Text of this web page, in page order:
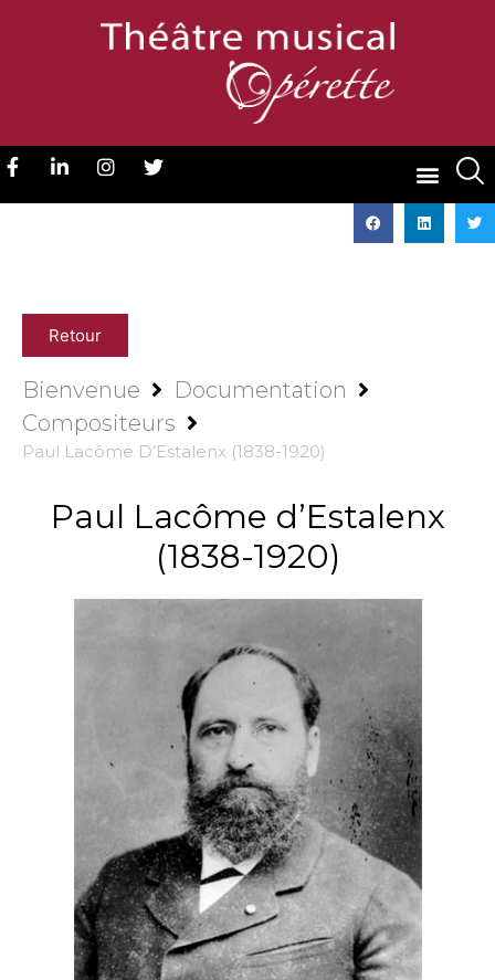
Retour
Bienvenue
Documentation
Compositeurs
Paul Lacôme D’Estalenx (1838-1920)
Paul Lacôme d’Estalenx
(1838-1920)